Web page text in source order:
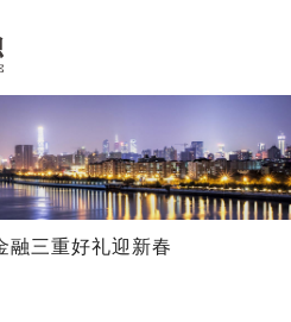
融三重好礼迎新春